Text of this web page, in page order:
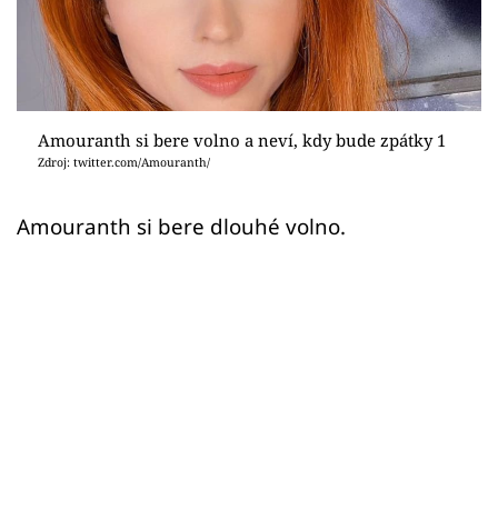
Videa
Sledujte prima+
Přihlášení
Sledujte nás
Amouranth si bere volno a neví, kdy bude zpátky 1
Zdroj: twitter.com/Amouranth/
Amouranth si bere dlouhé volno.